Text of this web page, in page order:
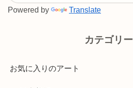
Powered by Translate
カテゴリー
お気に入りのアート